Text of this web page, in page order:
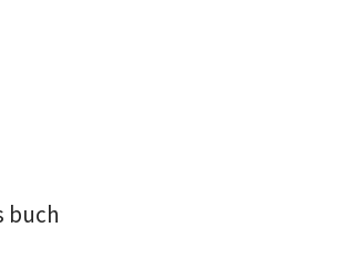
buch